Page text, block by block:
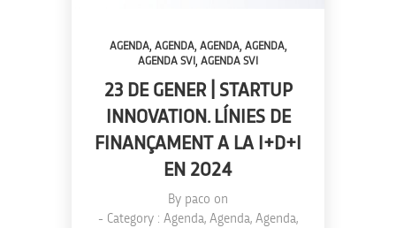
AGENDA, AGENDA, AGENDA, AGENDA,
AGENDA SVI AGENDA SVI
23 DE GENER | STARTUP
INNOVATION. LÍNIES DE
FINANÇAMENT A LA I+D+I
EN 2024
By paco on
- Category : Agenda, Agenda, Agenda,